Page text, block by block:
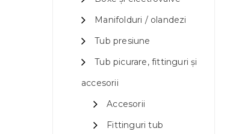
Manifolduri / olandezi
Tub presiune
Tub picurare, fittinguri și
accesorii
Accesorii
Fittinguri tub